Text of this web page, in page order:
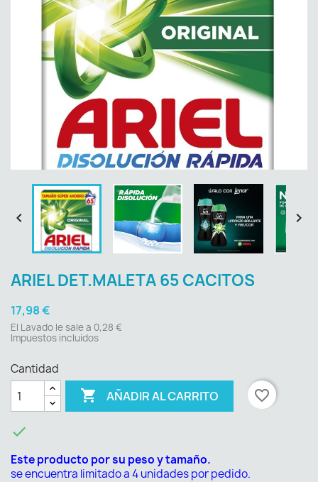
 
ARIEL DET.MALETA 65 CACITOS
17,98 €
El Lavado le sale a 0,28 €
Impuestos incluidos
Cantidad
 AÑADIR AL CARRITO favorite_border

Este producto por su peso y tamaño.
se encuentra limitado a 4 unidades por pedido.